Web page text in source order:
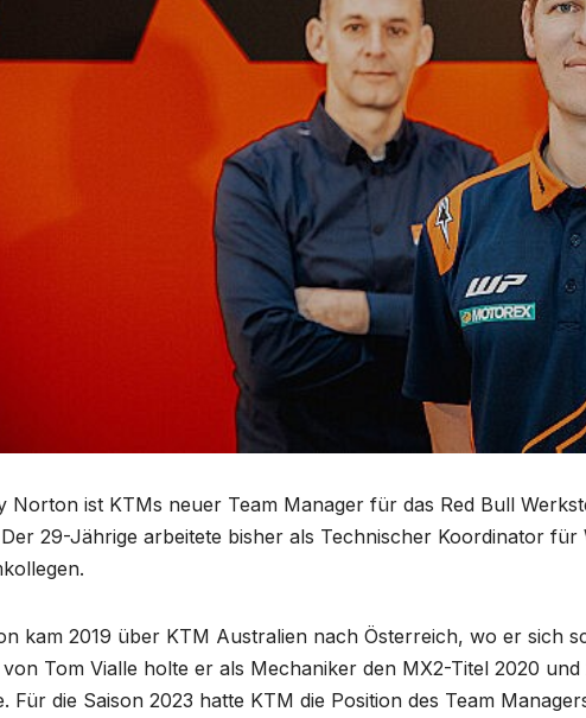
Norton ist KTMs neuer Team Manager für das Red Bull
29-Jährige arbeitete bisher als Technischer Koordinator für
kam 2019 über KTM Australien nach Österreich, wo er sich
von Tom Vialle holte er als Mechaniker den MX2-Titel 2020
Für die Saison 2023 hatte KTM die Position des Team